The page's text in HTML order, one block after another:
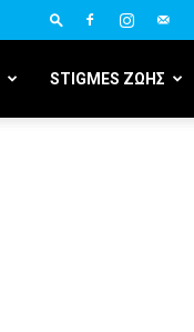
STIGMES ΖΩΗΣ